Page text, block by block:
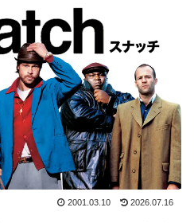
2001.03.10 2026.07.16